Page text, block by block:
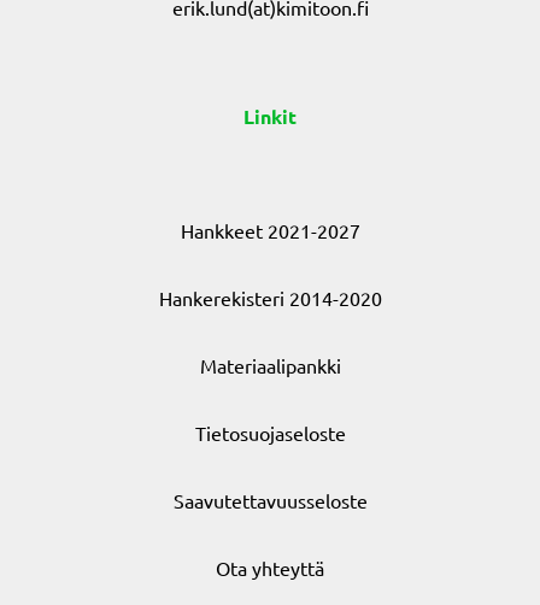
erik.lund(at)kimitoon.fi
Linkit
Hankkeet 2021-2027
Hankerekisteri 2014-2020
Materiaalipankki
Tietosuojaseloste
Saavutettavuusseloste
Ota yhteyttä